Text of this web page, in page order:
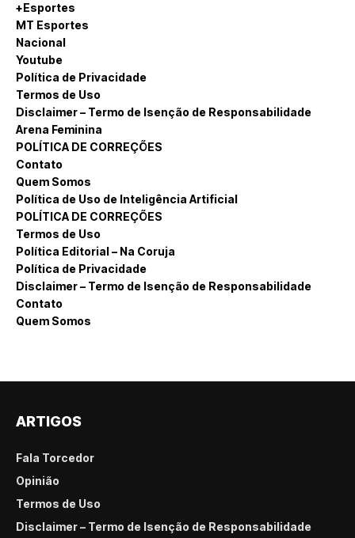
+Esportes
MT Esportes
Nacional
Youtube
Política de Privacidade
Termos de Uso
Disclaimer – Termo de Isenção de Responsabilidade
Arena Feminina
POLÍTICA DE CORREÇÕES
Contato
Quem Somos
Política de Uso de Inteligência Artificial
POLÍTICA DE CORREÇÕES
Termos de Uso
Política Editorial – Na Coruja
Política de Privacidade
Disclaimer – Termo de Isenção de Responsabilidade
Contato
Quem Somos
ARTIGOS
Fala Torcedor
Opinião
Termos de Uso
Disclaimer – Termo de Isenção de Responsabilidade